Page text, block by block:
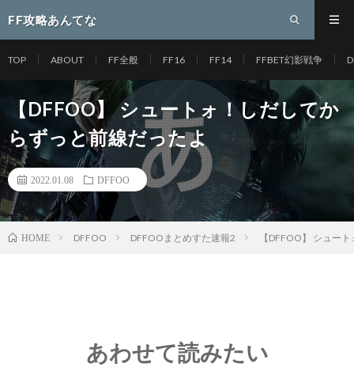
FF攻略あんてな
TOP ABOUT FF全般 FF16 FF14 FFBET幻影戦争
【DFFOO】 シュートォ！しだしてか
らずっと前線だったよ
2022.01.08 DFFOO
HOME DFFOO DFFOOまとめすた速報2 【DFFOO】 シュー
あわせて読みたい